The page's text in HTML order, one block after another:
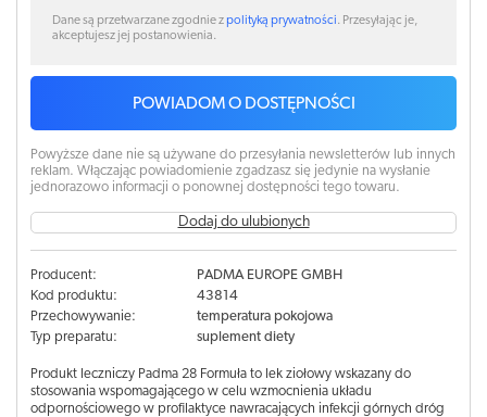
Dane są przetwarzane zgodnie zpolityką prywatności. Przesyłając je,
akceptujesz jej postanowienia.
POWIADOM O DOSTĘPNOŚCI
Powyższe dane nie są używane do przesyłania newsletterów lub innych
reklam. Włączając powiadomienie zgadzasz się jedynie na wysłanie
jednorazowo informacji o ponownej dostępności tego towaru.
Dodaj do ulubionych
Producent:
PADMA EUROPE GMBH
Kod produktu:
43814
Przechowywanie:
temperatura pokojowa
Typ preparatu:
suplement diety
Produkt leczniczy Padma 28 Formuła to lek ziołowy wskazany do
stosowania wspomagającego w celu wzmocnienia układu
odpornościowego w profilaktyce nawracających infekcji górnych dróg